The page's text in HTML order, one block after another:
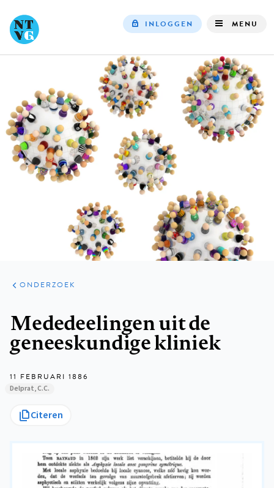
navigation
INLOGGEN MENU
ARTIKELEN
ONDERZOEK
ONDERZOEK
Mededeelingen uit de
geneeskundige kliniek
11 FEBRUARI 1886
Delprat, C.C.
Citeren